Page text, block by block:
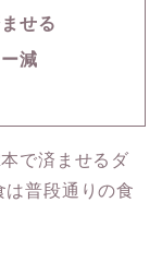
せる
減
で済ませるダ
普段通りの食